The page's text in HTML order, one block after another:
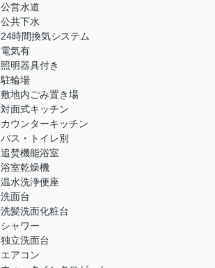
公営水道
公共下水
24時間換気システム
電気有
照明器具付き
駐輪場
敷地内ごみ置き場
対面式キッチン
カウンターキッチン
バス・トイレ別
追焚機能浴室
浴室乾燥機
温水洗浄便座
洗面台
洗髪洗面化粧台
シャワー
独立洗面台
エアコン